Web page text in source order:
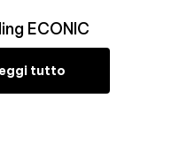
ECONIC
tutto